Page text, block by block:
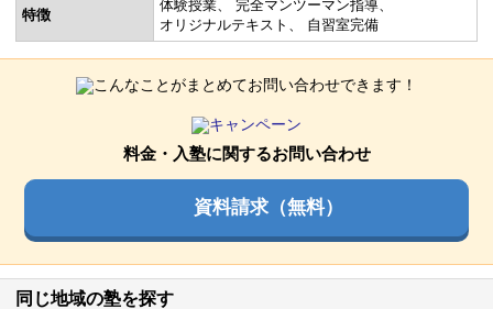
特徴
体験授業
完全マンツーマン指導
オリジナルテキスト
自習室完備
料金・入塾に関するお問い合わせ
資料請求（無料）
同じ地域の塾を探す